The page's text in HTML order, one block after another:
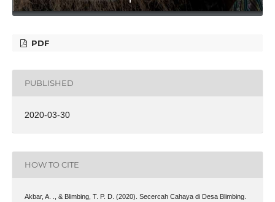
PDF
PUBLISHED
2020-03-30
HOW TO CITE
Akbar, A. ., & Blimbing, T. P. D. (2020). Secercah Cahaya di Desa Blimbing.